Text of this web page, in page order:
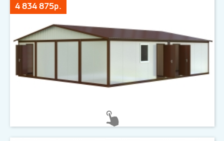
4 834 875р.